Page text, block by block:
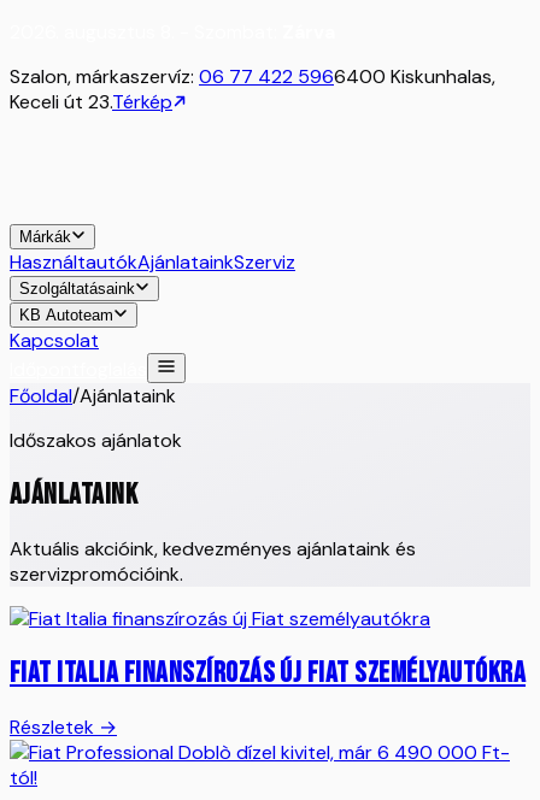
Szalon, márkaszervíz: 06 77 422 5966400 Kiskunhalas,
Keceli út 23.Térkép
Márkák
HasználtautókAjánlatainkSzerviz
Szolgáltatásaink
KB Autoteam
Kapcsolat
Főoldal/Ajánlataink
Időszakos ajánlatok
AJÁNLATAINK
Aktuális akcióink, kedvezményes ajánlataink és
szervizpromócióink.
Fiat Italia finanszírozás új Fiat személyautókra
Részletek →